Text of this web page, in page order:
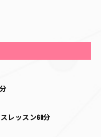
レッスン60分